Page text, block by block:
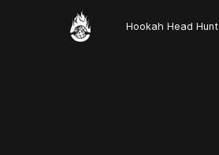
Hookah Head Hunt